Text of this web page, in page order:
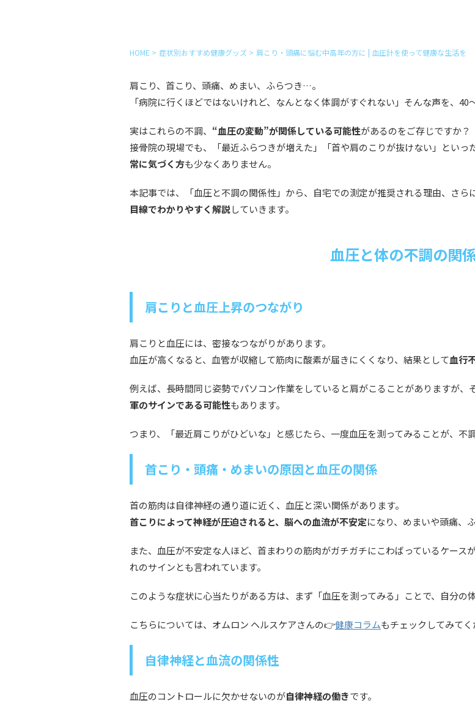
HOME > 症状別おすすめ健康グッズ > 肩こり・頭痛に悩む中高年の方に | 血圧計を使って健康な生活を
肩こり、首こり、頭痛、めまい、ふらつき…。
「病院に行くほどではないけれど、なんとなく体調がすぐれない」そんな声を、40
実はこれらの不調、 “血圧の変動”が関係している可能性があるのをご存じですか？
接骨院の現場でも、「最近ふらつきが増えた」「首や肩のこりが抜けない」といっ
常に気づく方も少なくありません。
本記事では、「血圧と不調の関係性」から、自宅での測定が推奨される理由、さら
目線でわかりやすく解説していきます。
血圧と体の不調の関
肩こりと血圧上昇のつながり
肩こりと血圧には、密接なつながりがあります。
血圧が高くなると、血管が収縮して筋肉に酸素が届きにくくなり、結果として血行
例えば、長時間同じ姿勢でパソコン作業をしていると肩がこることがありますが、
軍のサインである可能性もあります。
つまり、「最近肩こりがひどいな」と感じたら、一度血圧を測ってみることが、不
首こり・頭痛・めまいの原因と血圧の関係
首の筋肉は自律神経の通り道に近く、血圧と深い関係があります。
首こりによって神経が圧迫されると、脳への血流が不安定になり、めまいや頭痛、
また、血圧が不安定な人ほど、首まわりの筋肉がガチガチにこわばっているケース
れのサインとも言われています。
このような症状に心当たりがある方は、まず「血圧を測ってみる」ことで、自分の
こちらについては、オムロン ヘルスケアさんの👉️健康コラムもチェックしてみてく
自律神経と血流の関係性
血圧のコントロールに欠かせないのが自律神経の働きです。